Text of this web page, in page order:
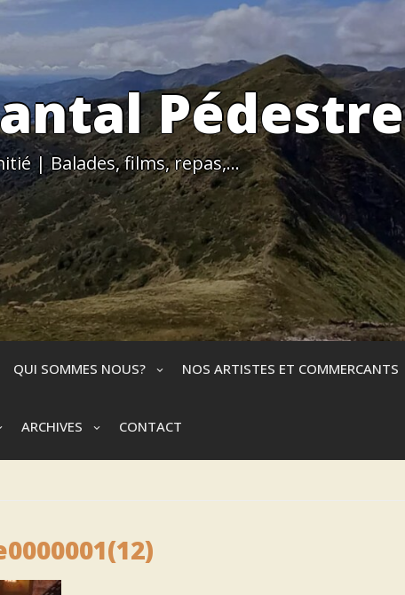
Pédestre
| Balades, films, repas,…
QUI SOMMES NOUS? NOS ARTISTES ET COMMERCANTS
ARCHIVES CONTACT